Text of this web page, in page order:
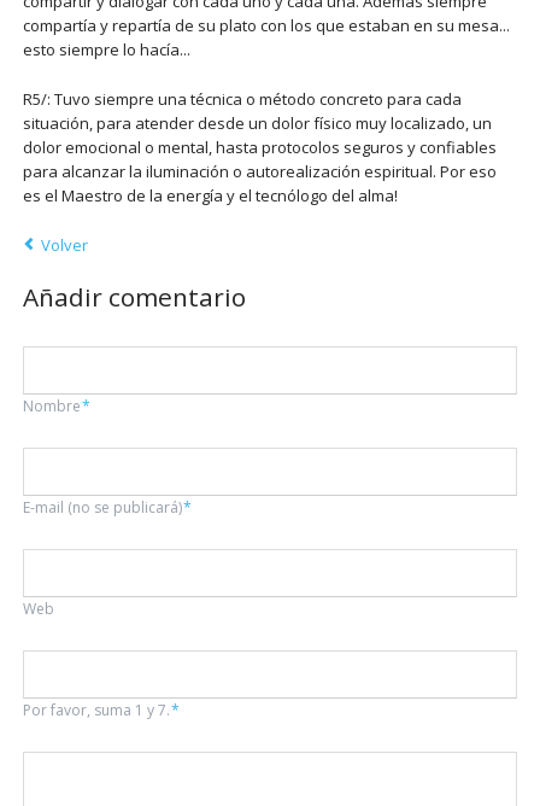
compartía y repartía de su plato con los que estaban en su mesa...
esto siempre lo hacía...
R5/: Tuvo siempre una técnica o método concreto para cada
situación, para atender desde un dolor físico muy localizado, un
dolor emocional o mental, hasta protocolos seguros y confiables
para alcanzar la iluminación o autorealización espiritual. Por eso
es el Maestro de la energía y el tecnólogo del alma!
Volver
Añadir comentario
Campo
Nombre*
Campo
E-mail (no se publicará)*
Web
Por favor, suma 1 y 7.*